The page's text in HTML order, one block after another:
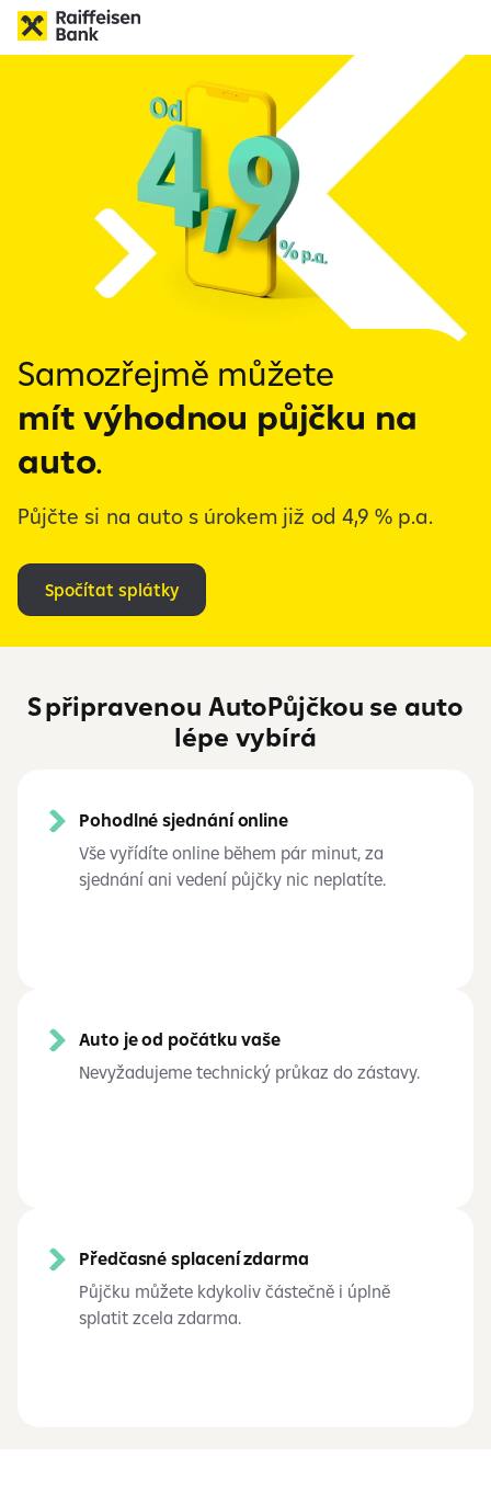
Samozřejmě můžete
mít výhodnou půjčku na
auto.
Půjčte si na auto s úrokem již od 4,9 % p.a.
Spočítat splátky
S připravenou AutoPůjčkou se auto
lépe vybírá
Pohodlné sjednání online
Vše vyřídíte online během pár minut, za
sjednání ani vedení půjčky nic neplatíte.
Auto je od počátku vaše
Nevyžadujeme technický průkaz do zástavy.
Předčasné splacení zdarma
Půjčku můžete kdykoliv částečně i úplně
splatit zcela zdarma.